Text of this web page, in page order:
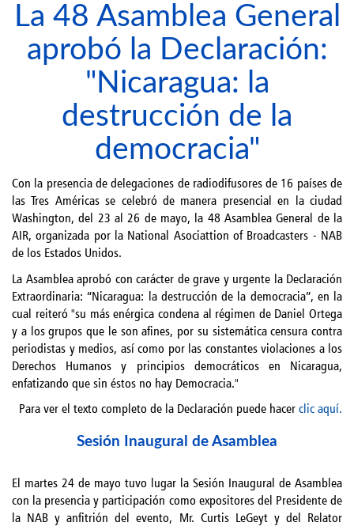
La 48 Asamblea General
aprobó la Declaración:
"Nicaragua: la
destrucción de la
democracia"
Con la presencia de delegaciones de radiodifusores de 16 países de
las Tres Américas se celebró de manera presencial en la ciudad
Washington, del 23 al 26 de mayo, la 48 Asamblea General de la
AIR, organizada por la National Asociattion of Broadcasters - NAB
de los Estados Unidos.
La Asamblea aprobó con carácter de grave y urgente la Declaración
Extraordinaria: “Nicaragua: la destrucción de la democracia”, en la
cual reiteró "su más enérgica condena al régimen de Daniel Ortega
y a los grupos que le son afines, por su sistemática censura contra
periodistas y medios, así como por las constantes violaciones a los
Derechos Humanos y principios democráticos en Nicaragua,
enfatizando que sin éstos no hay Democracia."
Para ver el texto completo de la Declaración puede hacer clic aquí.
Sesión Inaugural de Asamblea
El martes 24 de mayo tuvo lugar la Sesión Inaugural de Asamblea
con la presencia y participación como expositores del Presidente de
la NAB y anfitrión del evento, Mr. Curtis LeGeyt y del Relator